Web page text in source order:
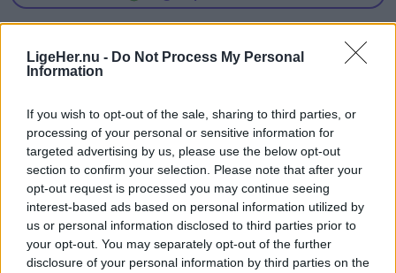
LigeHer.nu - Do Not Process My Personal
Information
If you wish to opt-out of the sale, sharing to third parties, or
processing of your personal or sensitive information for
targeted advertising by us, please use the below opt-out
section to confirm your selection. Please note that after your
opt-out request is processed you may continue seeing
interest-based ads based on personal information utilized by
us or personal information disclosed to third parties prior to
your opt-out. You may separately opt-out of the further
disclosure of your personal information by third parties on the
der er astrofysiker og en af initiativtagerne til
solformørkelsen rammer forskellige steder i
Nordjylland.
NORDJYLLAND: Butiksansatte i JYSK Danmark kan
klasse.
Initiativet skal give medarbejderne mulighed for at
være til stede på en af familiens største
mærkedage.
Det skriver JYSK i en pressemeddelelse.